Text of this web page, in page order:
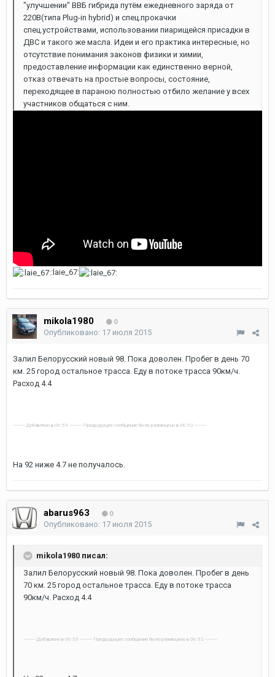
"улучшении" ВВБ гибрида путём ежедневного заряда от
220В(типа Plug-in hybrid) и спец.прокачки
спец.устройствами, использовании пиарищейся присадки в
ДВС и такого же масла. Идеи и его практика интересные, но
отсутствие понимания законов физики и химии,
предоставление информации как единственно верной,
отказ отвечать на простые вопросы, состояние,
переходящее в параною полностью отбило желание у всех
участников общаться с ним.
:laie_67:
mikola1980 0
Опубликовано: 17 июля 2015
Залил Белорусский новый 98. Пока доволен. Пробег в день 70
км. 25 город остальное трасса. Еду в потоке трасса 90км/ч.
Расход 4.4
---------- Добавлено в 06:53 ---------- Предыдущее сообщение было размещено в 06:52 ----------
На 92 ниже 4.7 не получалось.
abarus963 0
Опубликовано: 17 июля 2015
mikola1980 писал:
Залил Белорусский новый 98. Пока доволен. Пробег в день
70 км. 25 город остальное трасса. Еду в потоке трасса
90км/ч. Расход 4.4
---------- Добавлено в 06:53 ---------- Предыдущее сообщение было размещено в 06:52 ----------